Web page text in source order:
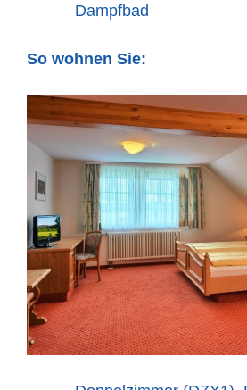
Dampfbad
So wohnen Sie: